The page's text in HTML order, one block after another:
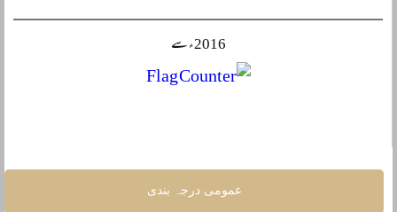
2016ء سے
عمومی درجہ بندی